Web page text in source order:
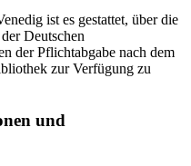
ist es gestattet, über die
Deutschen
der Pflichtabgabe nach dem
zur Verfügung zu
und